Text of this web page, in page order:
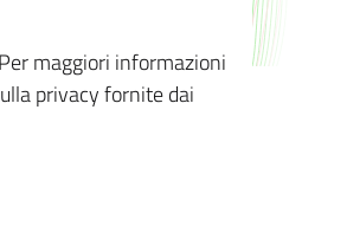
maggiori informazioni
privacy fornite dai